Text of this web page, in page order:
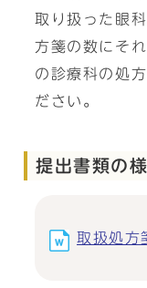
取り扱った眼
方箋の数にそ
の診療科の処
ださい。
提出書類の
取扱処